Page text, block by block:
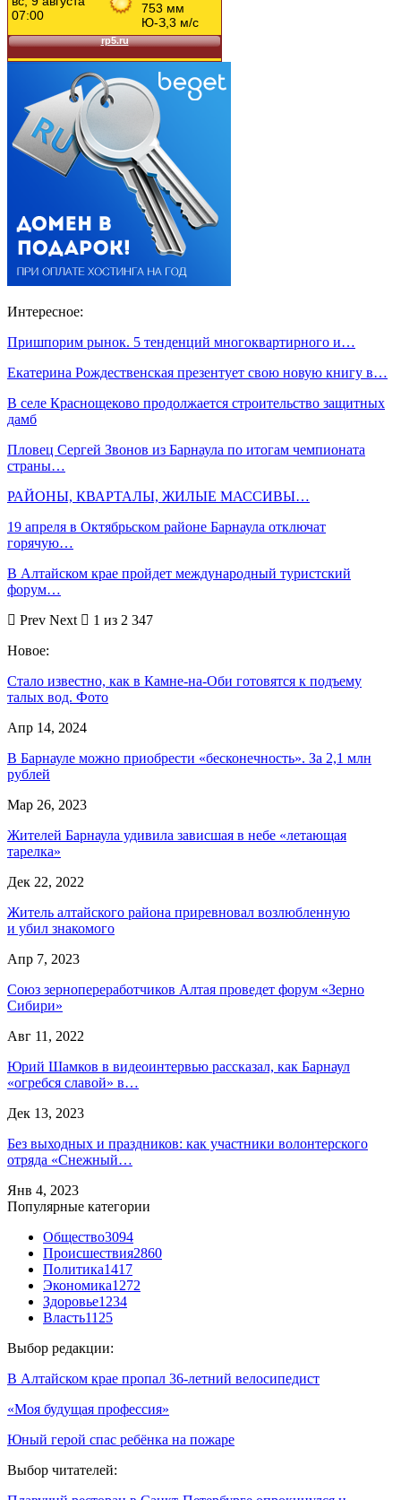
Интересное:
Пришпорим рынок. 5 тенденций многоквартирного и…
Екатерина Рождественская презентует свою новую книгу в…
В селе Краснощеково продолжается строительство защитных
дамб
Пловец Сергей Звонов из Барнаула по итогам чемпионата
страны…
РАЙОНЫ, КВАРТАЛЫ, ЖИЛЫЕ МАССИВЫ…
19 апреля в Октябрьском районе Барнаула отключат
горячую…
В Алтайском крае пройдет международный туристский
форум…
Prev Next
1 из 2 347
Новое:
Стало известно, как в Камне-на-Оби готовятся к подъему
талых вод. Фото
Апр 14, 2024
В Барнауле можно приобрести «бесконечность». За 2,1 млн
рублей
Мар 26, 2023
Жителей Барнаула удивила зависшая в небе «летающая
тарелка»
Дек 22, 2022
Житель алтайского района приревновал возлюбленную
и убил знакомого
Апр 7, 2023
Союз зернопереработчиков Алтая проведет форум «Зерно
Сибири»
Авг 11, 2022
Юрий Шамков в видеоинтервью рассказал, как Барнаул
«огребся славой» в…
Дек 13, 2023
Без выходных и праздников: как участники волонтерского
отряда «Снежный…
Янв 4, 2023
Популярные категории
Общество3094
Происшествия2860
Политика1417
Экономика1272
Здоровье1234
Власть1125
Выбор редакции:
В Алтайском крае пропал 36-летний велосипедист
«Моя будущая профессия»
Юный герой спас ребёнка на пожаре
Выбор читателей: